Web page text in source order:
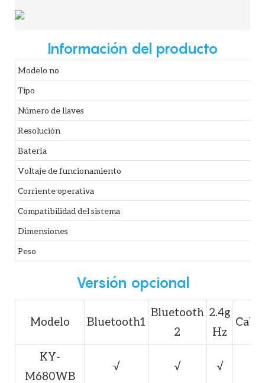
Información del producto
Modelo no
Tipo
Número de llaves
Resolución
Batería
Voltaje de funcionamiento
Corriente operativa
Compatibilidad del sistema
Dimensiones
Peso
Versión opcional
Modelo Bluetooth1
Bluetooth
2
2.4g
Hz
KY-
M680WB
√ √ √